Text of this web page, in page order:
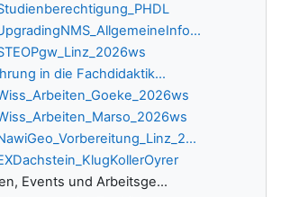
in die Fachdidaktik...
Events und Arbeitsge...